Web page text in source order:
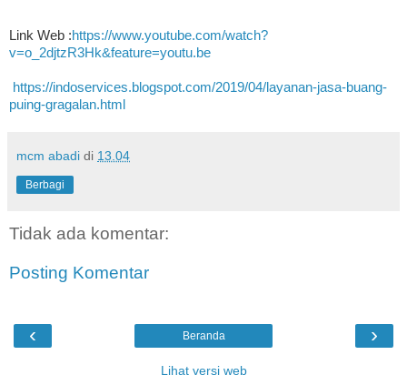
Link Web :https://www.youtube.com/watch?
v=o_2djtzR3Hk&feature=youtu.be
https://indoservices.blogspot.com/2019/04/layanan-jasa-buang-
puing-gragalan.html
mcm abadi di 13.04
Berbagi
Tidak ada komentar:
Posting Komentar
‹ ›
Beranda
Lihat versi web